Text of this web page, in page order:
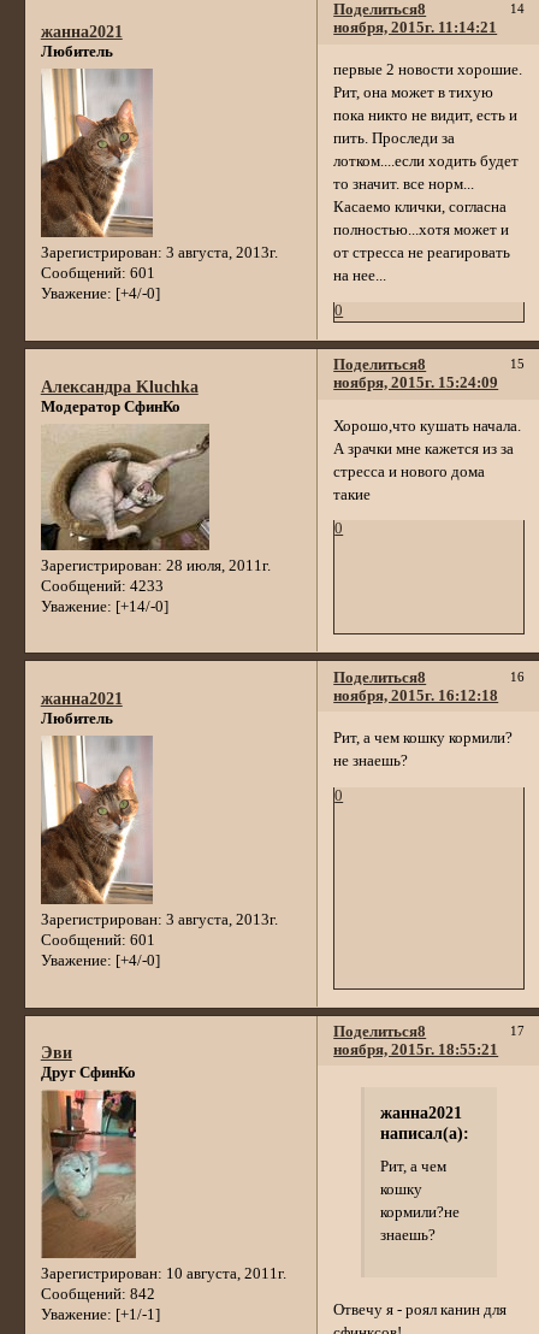
Поделиться 14
8
ноября, 2015г. 11:14:21
жанна2021
Любитель
Зарегистрирован: 3 августа, 2013г.
Сообщений: 601
Уважение: [+4/-0]
первые 2 новости хорошие.
Рит, она может в тихую
пока никто не видит, есть и
пить. Проследи за
лотком....если ходить будет
то значит. все норм...
Касаемо клички, согласна
полностью...хотя может и
от стресса не реагировать
на нее...
0
Поделиться 15
8
ноября, 2015г. 15:24:09
Александра Kluchka
Модератор СфинКо
Зарегистрирован: 28 июля, 2011г.
Сообщений: 4233
Уважение: [+14/-0]
Хорошо,что кушать начала.
А зрачки мне кажется из за
стресса и нового дома
такие
0
Поделиться 16
8
ноября, 2015г. 16:12:18
жанна2021
Любитель
Зарегистрирован: 3 августа, 2013г.
Сообщений: 601
Уважение: [+4/-0]
Рит, а чем кошку кормили?
не знаешь?
0
Поделиться 17
8
ноября, 2015г. 18:55:21
Эви
Друг СфинКо
Зарегистрирован: 10 августа, 2011г.
Сообщений: 842
Уважение: [+1/-1]
жанна2021
написал(а):
Рит, а чем
кошку
кормили?не
знаешь?
Отвечу я - роял канин для